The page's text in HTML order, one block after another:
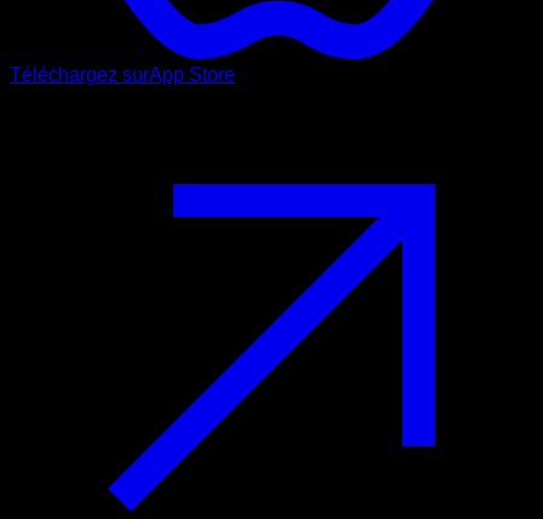
Téléchargez surApp Store